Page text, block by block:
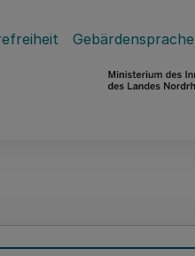
Gebärdensprache